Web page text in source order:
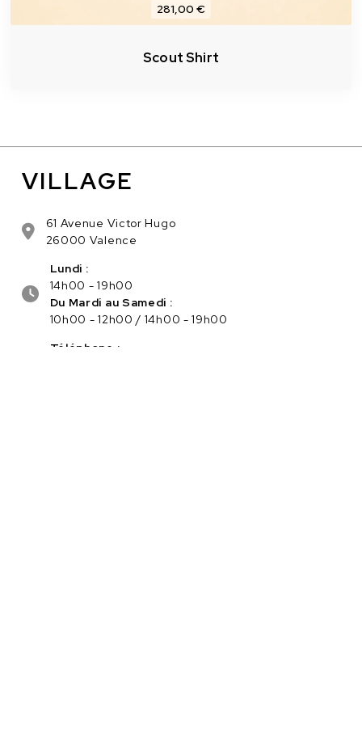
281,00 €
Scout Shirt
VILLAGE
61 Avenue Victor Hugo
26000 Valence
Lundi :
14h00 - 19h00
Du Mardi au Samedi :
10h00 - 12h00 / 14h00 - 19h00
Téléphone :